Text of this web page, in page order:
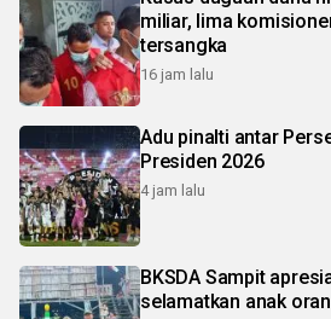
miliar, lima
tersangka
16 jam lalu
Adu pinalti antar
Presiden 2026
4 jam lalu
BKSDA Sampit
selamatkan anak